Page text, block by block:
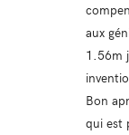
aux
1.56m
Bon
qui est